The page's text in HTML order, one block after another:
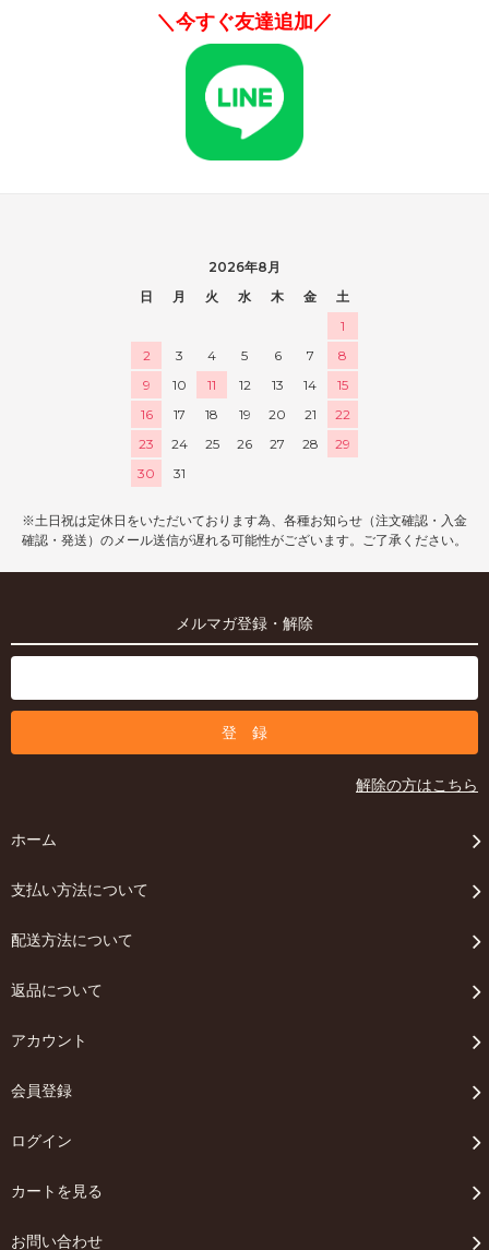
＼今すぐ友達追加／
2026年8月
日
月 火 水 木 金
土
1
2
3 4 5 6 7
8
9
10 11 12 13 14
15
16
17 18 19 20 21
22
23
24 25 26 27 28
29
30
31
※土日祝は定休日をいただいております為、各種お知らせ（注文確認・入金
確認・発送）のメール送信が遅れる可能性がございます。ご了承ください。
メルマガ登録・解除
解除の方はこちら
ホーム
支払い方法について
配送方法について
返品について
アカウント
会員登録
ログイン
カートを見る
お問い合わせ